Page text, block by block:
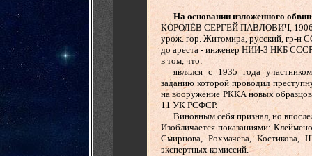
На основании изложенного
КОРОЛЁВ СЕРГЕЙ ПАВЛОВИЧ, 1906
урож. гор. Житомира, русский, гр-н
до ареста - инженер НИИ-3 НКБ
в том, что:
являлся с 1935 года
заданию которой проводил
на вооружение РККА новых образцов
11 УК РСФСР.
Виновным себя признал, но
Изобличается показаниями:
Смирнова, Рохмачева,
экспертных комиссий.